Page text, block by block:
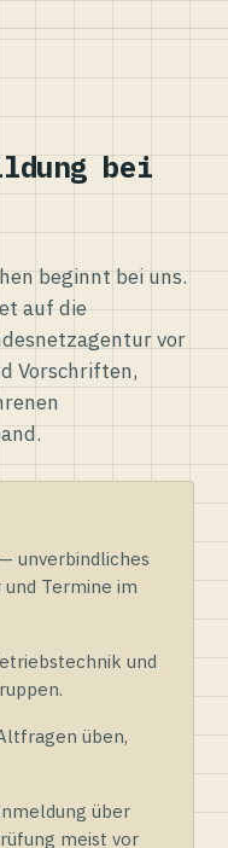
bei
beginnt bei uns.
auf die
vor
Vorschriften,
unverbindliches
Termine im
und
üben,
über
meist vor